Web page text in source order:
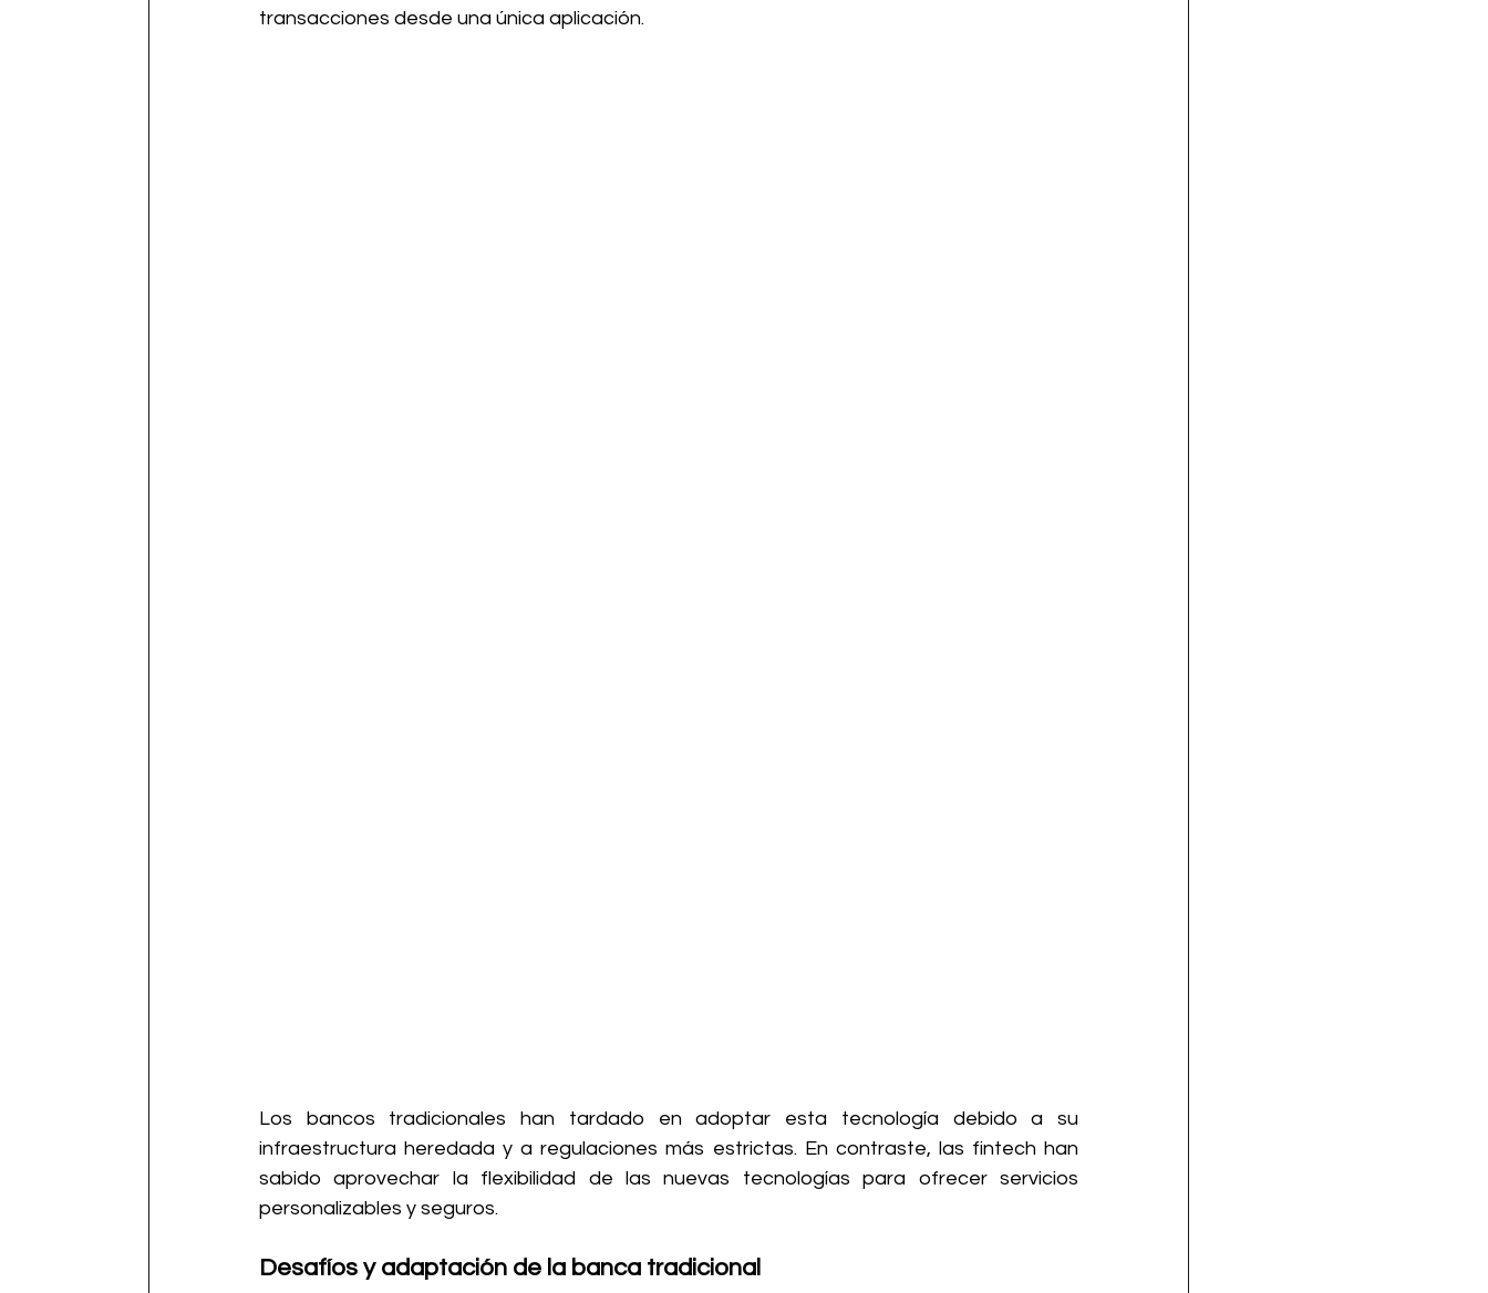
transacciones desde una única aplicación.
Los bancos tradicionales han tardado en adoptar esta tecnología debido a su
infraestructura heredada y a regulaciones más estrictas. En contraste, las fintech han
sabido aprovechar la flexibilidad de las nuevas tecnologías para ofrecer servicios
personalizables y seguros.
Desafíos y adaptación de la banca tradicional